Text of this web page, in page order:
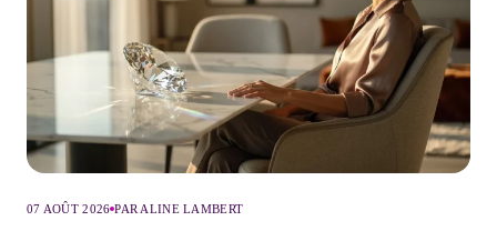
07 AOÛT 2026 PAR ALINE LAMBERT